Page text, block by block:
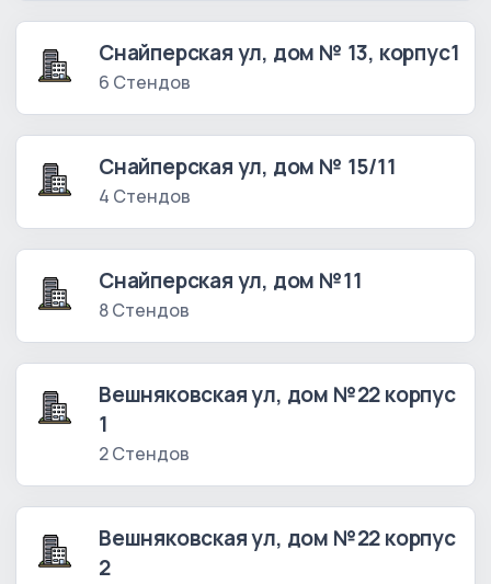
Снайперская ул, дом № 13, корпус1
6 Стендов
Снайперская ул, дом № 15/11
4 Стендов
Снайперская ул, дом №11
8 Стендов
Вешняковская ул, дом №22 корпус
1
2 Стендов
Вешняковская ул, дом №22 корпус
2